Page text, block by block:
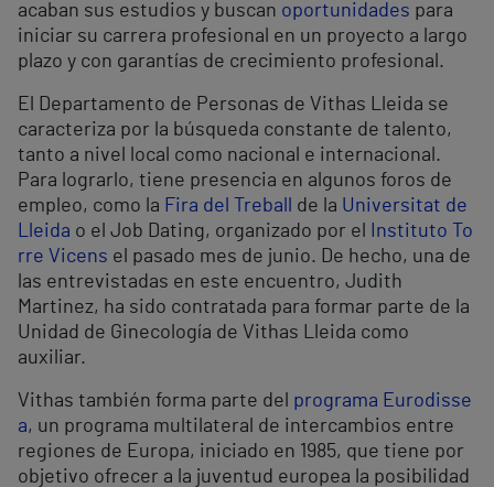
acaban sus estudios y buscan oportunidades para
iniciar su carrera profesional en un proyecto a largo
plazo y con garantías de crecimiento profesional.
El Departamento de Personas de Vithas Lleida se
caracteriza por la búsqueda constante de talento,
tanto a nivel local como nacional e internacional.
Para lograrlo, tiene presencia en algunos foros de
empleo, como la Fira del Treball de la Universitat de
Lleida o el Job Dating, organizado por el
Instituto To
rre Vicens el pasado mes de junio. De hecho, una de
las entrevistadas en este encuentro, Judith
Martinez, ha sido contratada para formar parte de la
Unidad de Ginecología de Vithas Lleida como
auxiliar.
Vithas también forma parte del programa Eurodisse
a, un programa multilateral de intercambios entre
regiones de Europa, iniciado en 1985, que tiene por
objetivo ofrecer a la juventud europea la posibilidad